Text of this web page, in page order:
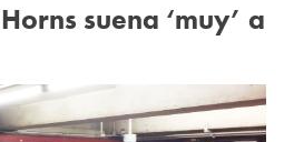
suena ‘muy’ a